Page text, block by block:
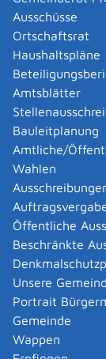
Ausschüsse
Ortschaftsrat
Haushaltspläne
Amtsblätter
Bauleitplanung
Amtliche/
Wahlen
Öffentliche
Beschränkte
Unsere
Portrait
Gemeinde
Wappen
eines
beantragen
Negative
Abwasser
beantragen
Adoption -
Adoption -
Adoption